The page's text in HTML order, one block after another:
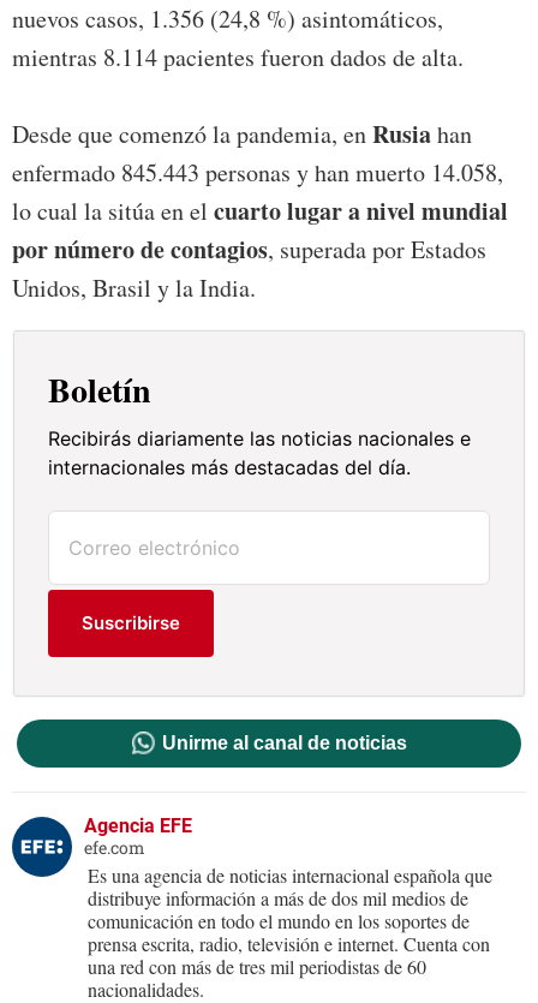
nuevos casos, 1.356 (24,8 %) asintomáticos,
mientras 8.114 pacientes fueron dados de alta.
Desde que comenzó la pandemia, enRusiahan
enfermado 845.443 personas y han muerto 14.058,
lo cual la sitúa en el cuarto lugar a nivel mundial
por número de contagios, superada por Estados
Unidos, Brasil y la India.
Boletín
Recibirás diariamente las noticias nacionales e
internacionales más destacadas del día.
Suscribirse
Unirme al canal de noticias
Agencia EFE
efe.com
Es una agencia de noticias internacional española que
distribuye información a más de dos mil medios de
comunicación en todo el mundo en los soportes de
prensa escrita, radio, televisión e internet. Cuenta con
una red con más de tres mil periodistas de 60
nacionalidades.